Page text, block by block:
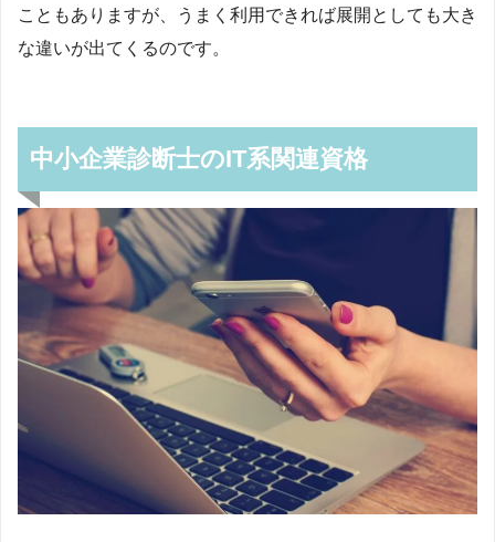
こともありますが、うまく利用できれば展開としても大き
な違いが出てくるのです。
中小企業診断士のIT系関連資格